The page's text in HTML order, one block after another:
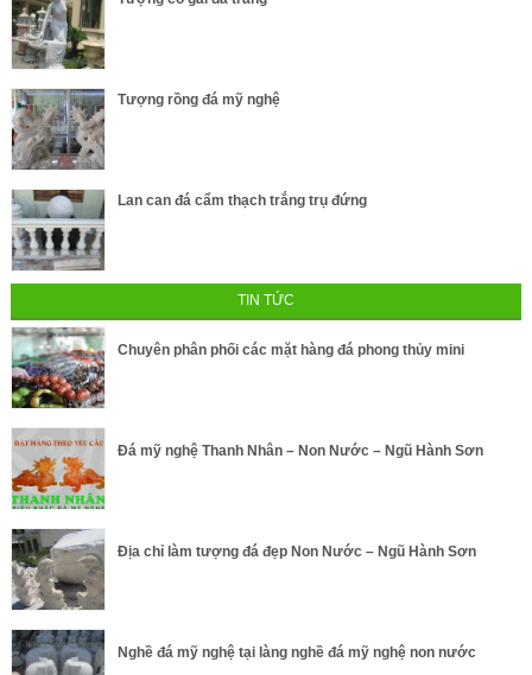
Tượng rồng đá mỹ nghệ
Lan can đá cẩm thạch trắng trụ đứng
TIN TỨC
Chuyên phân phối các mặt hàng đá phong thủy mini
Đá mỹ nghệ Thanh Nhân – Non Nước – Ngũ Hành Sơn
Địa chỉ làm tượng đá đẹp Non Nước – Ngũ Hành Sơn
Nghề đá mỹ nghệ tại làng nghề đá mỹ nghệ non nước